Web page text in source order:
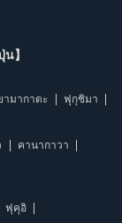
】
ามากาตะ ฟุกุชิมา
คานากาวา
ฟุคุอิ